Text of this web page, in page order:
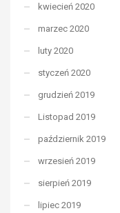
kwiecień 2020
marzec 2020
luty 2020
styczeń 2020
grudzień 2019
Listopad 2019
październik 2019
wrzesień 2019
sierpień 2019
lipiec 2019